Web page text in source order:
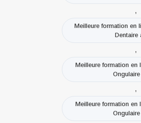
,
Meilleure formation en
Dentaire
,
Meilleure formation en
,
Meilleure formation en